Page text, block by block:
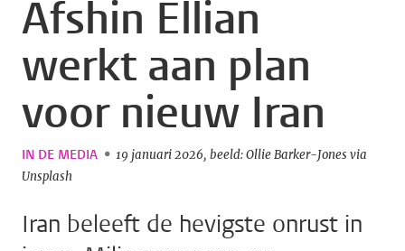
Afshin Ellian
werkt aan plan
voor nieuw Iran
IN DE MEDIA 19 januari 2026 beeld: Ollie Barker-Jones via
Unsplash
Iran beleeft de hevigste onrust in